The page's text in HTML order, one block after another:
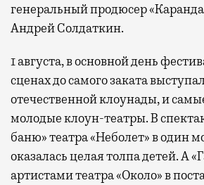
генеральный продюсер
Андрей Солдаткин.
1 августа, в основной день
сценах до самого заката
отечественной клоунады, и
молодые клоун-театры. В
баню» театра «Неболет» в один
оказалась целая толпа детей. А
артистами театра «Около» в